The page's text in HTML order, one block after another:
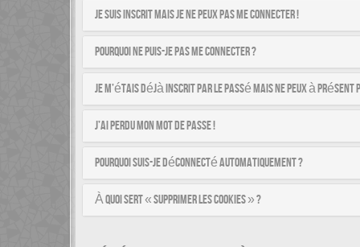
Je suis inscrit mais je ne peux pas me connecter !
Pourquoi ne puis-je pas me connecter ?
Je m’étais déjà inscrit par le passé mais ne peux à présent
J’ai perdu mon mot de passe !
Pourquoi suis-je déconnecté automatiquement ?
À quoi sert « Supprimer les cookies » ?